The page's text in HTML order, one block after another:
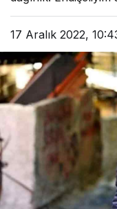
17 Aralık 2022,